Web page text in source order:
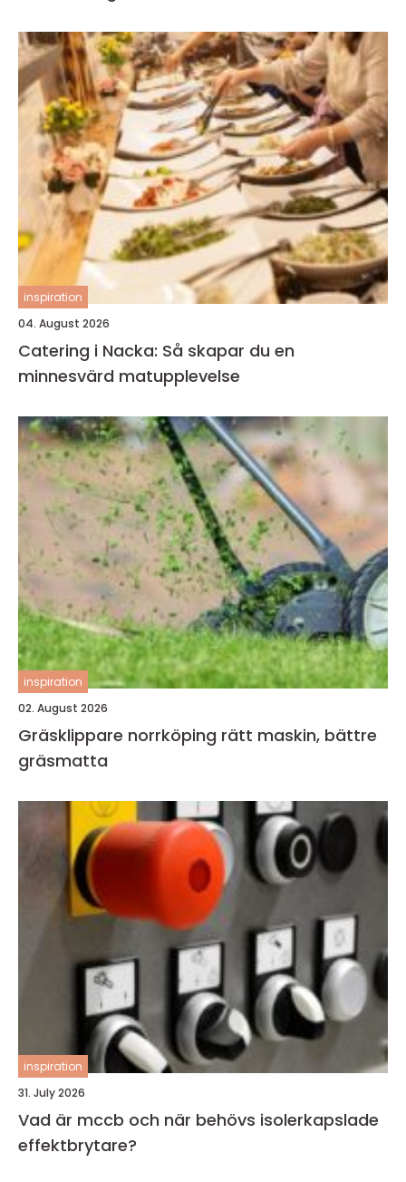
inspiration
04. August 2026
Catering i Nacka: Så skapar du en
minnesvärd matupplevelse
inspiration
02. August 2026
Gräsklippare norrköping rätt maskin, bättre
gräsmatta
inspiration
31. July 2026
Vad är mccb och när behövs isolerkapslade
effektbrytare?